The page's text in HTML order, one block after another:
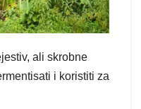
ali skrobne
i koristiti za